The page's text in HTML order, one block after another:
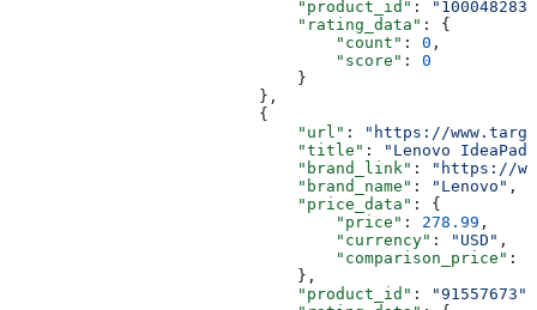
                              "product_id"
:
                              "rating_data"
: {
                                  "count"
: 0 ,
                                  "score"
: 0
                              }
                          },
                          {
                              "url"
:
"https://
                              "title"
:
"Lenovo
                              "brand_link"
:
"https://
                              "brand_name"
: "Lenovo" ,
                              "price_data"
: {
                                  "price"
: 278.99 ,
                                  "currency"
: "USD" ,
                                  "comparison_price"
:
                              },
                              "product_id"
: "91557673"